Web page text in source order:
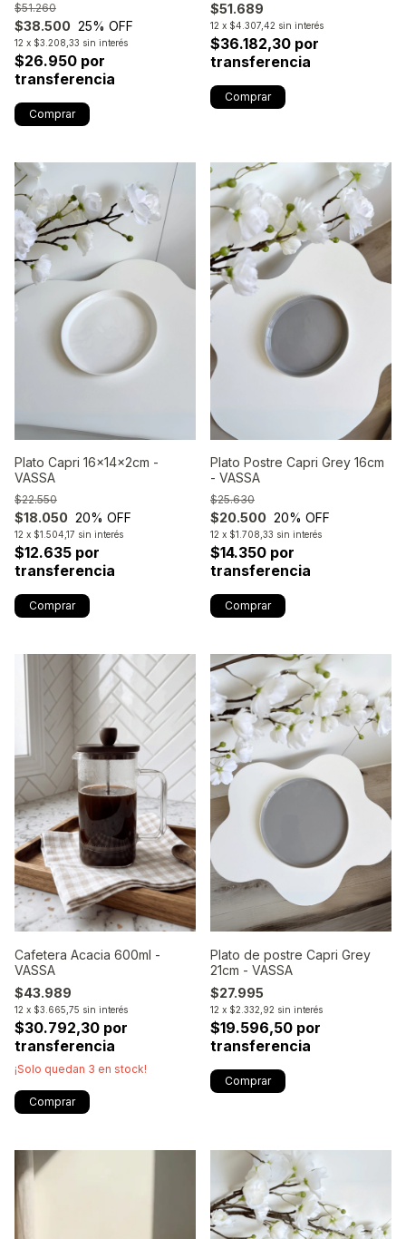
$38.500
$51.260
25% OFF
12 x $3.208,33 sin interés
$26.950 por
transferencia
$51.689
12 x $4.307,42 sin interés
$36.182,30 por
transferencia
Plato Capri 16x14x2cm -
VASSA
$18.050
$22.550
20% OFF
12 x $1.504,17 sin interés
$12.635 por
transferencia
Plato Postre Capri Grey 16cm
- VASSA
$20.500
$25.630
20% OFF
12 x $1.708,33 sin interés
$14.350 por
transferencia
Cafetera Acacia 600ml -
VASSA
$43.989
12 x $3.665,75 sin interés
$30.792,30 por
transferencia
¡Solo quedan 3 en stock!
Plato de postre Capri Grey
21cm - VASSA
$27.995
12 x $2.332,92 sin interés
$19.596,50 por
transferencia